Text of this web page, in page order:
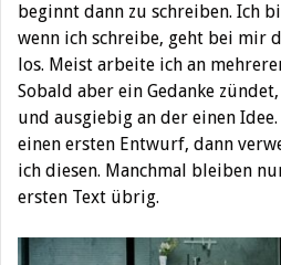
beginnt dann zu schreiben. Ich
wenn ich schreibe, geht bei mir
los. Meist arbeite ich an
Sobald aber ein Gedanke
und ausgiebig an der einen
einen ersten Entwurf, dann
ich diesen. Manchmal bleiben
ersten Text übrig.